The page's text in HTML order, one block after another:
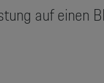
auf einen